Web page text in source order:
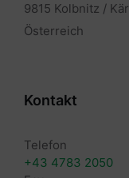
9815 Kolbnitz /
Österreich
Kontakt
Telefon
+43 4783 2050